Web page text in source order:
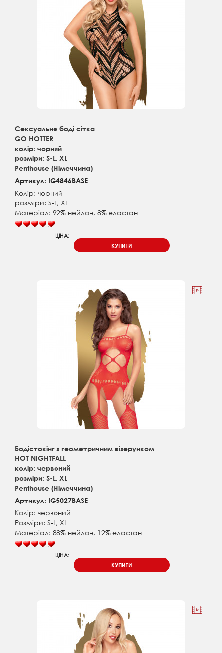
Сексуальне боді сітка
GO HOTTER
колір: чорний
розміри: S-L, XL
Penthouse (Німеччина)
Артикул: IG4846BASE
Колір: чорний
розміри: S-L, XL
Матеріал: 92% нейлон, 8% еластан
ЦІНА:
КУПИТИ
Бодістокінг з геометричним візерунком
HOT NIGHTFALL
колір: червоний
розміри: S-L, XL
Penthouse (Німеччина)
Артикул: IG5027BASE
Колір: червоний
Розміри: S-L, XL
Матеріал: 88% нейлон, 12% еластан
ЦІНА:
КУПИТИ